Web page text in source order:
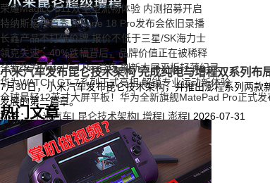
小米汽车发布昆仑技术架构 完成纯电与增程双系列布
7月30日，小米汽车发布昆仑技术架构，并推出澎程系列两
发展的第二篇章。
标签：小米汽车| 昆仑技术架构| 增程| 澎程| 2026-07-31
荣耀MagicOS11双重塑流畅体验 内测招募开启
特纳斯接任首秀 iPhone 18 Pro发布会依旧录播
长鑫产品不打低价牌 报价不低于三星/SK海力士
领克失速：40%跌幅背后，品牌价值正在被稀释
全新华为MatePad Pro登场 刷新大屏平板轻薄纪录
华为WATCH GT 7系列正式亮相 解锁专业运动新体验
全球最轻12英寸大屏平板！华为全新旗舰MatePad Pro正式发
热门文章